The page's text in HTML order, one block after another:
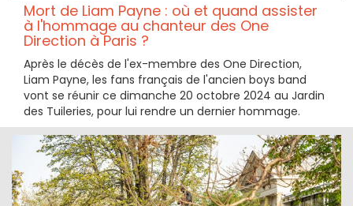
Mort de Liam Payne : où et quand assister
à l'hommage au chanteur des One
Direction à Paris ?
Après le décès de l'ex-membre des One Direction,
Liam Payne, les fans français de l'ancien boys band
vont se réunir ce dimanche 20 octobre 2024 au Jardin
des Tuileries, pour lui rendre un dernier hommage.